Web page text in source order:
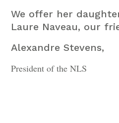
We offer her
Laure Naveau, our
Alexandre Stevens,
President of the NLS